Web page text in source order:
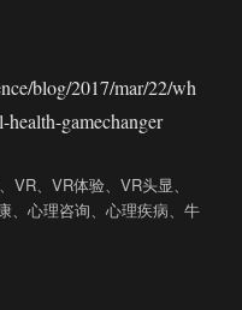
blog/2017/mar/22/wh
gamechanger
、VR、VR体验、VR头显、
、心理咨询、心理疾病、牛